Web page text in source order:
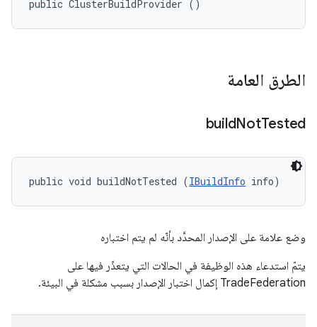
public ClusterBuildProvider ()
الطرق العامة
buildNotTested
public void buildNotTested (IBuildInfo info)
وضع علامة على الإصدار المحدَّد بأنّه لم يتم اختباره
يتمّ استدعاء هذه الوظيفة في الحالات التي يتعذّر فيها على
TradeFederation إكمال اختبار الإصدار بسبب مشكلة في البيئة.